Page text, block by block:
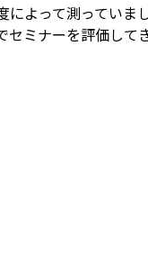
よって測っていま
ミナーを評価して